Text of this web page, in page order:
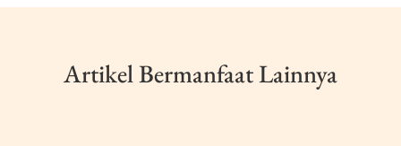
Artikel Bermanfaat Lainnya